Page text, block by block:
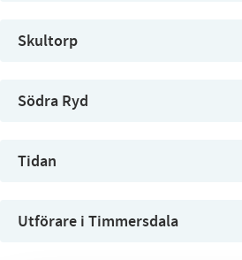
Skultorp
Södra Ryd
Tidan
Utförare i Timmersdala